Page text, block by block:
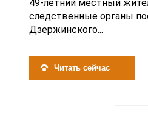
49-летний местный
следственные органы
Дзержинского...
Читать сейчас